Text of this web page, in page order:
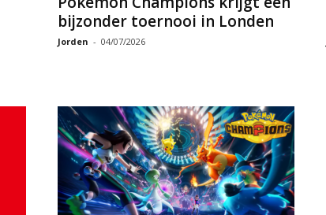
bijzonder toernooi in Londen
Jorden - 04/07/2026